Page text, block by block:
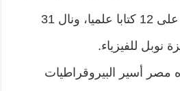
الفضاء، وأصدر ما يزيد على 12 كتابا علميا، ونال 31
نوبل للفيزياء.
مصر أسير البيروقراطيات